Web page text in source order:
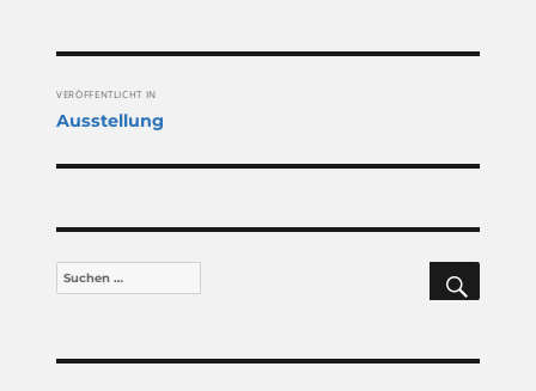
VERÖFFENTLICHT IN
Ausstellung
Suchen
SUCHEN